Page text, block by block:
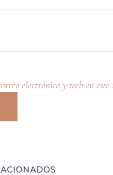
electrónico y web en